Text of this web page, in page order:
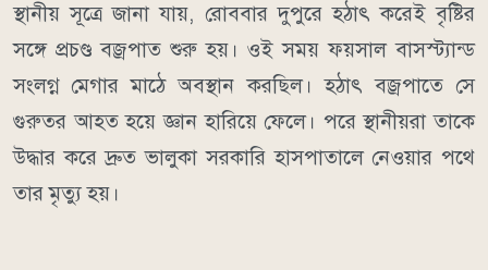
স্থানীয় সূত্রে জানা যায়, রোববার দুপুরে হঠাৎ করেই বৃষ্টির
সঙ্গে প্রচণ্ড বজ্রপাত শুরু হয়। ওই সময় ফয়সাল বাসস্ট্যান্ড
সংলগ্ন মেগার মাঠে অবস্থান করছিল। হঠাৎ বজ্রপাতে সে
গুরুতর আহত হয়ে জ্ঞান হারিয়ে ফেলে। পরে স্থানীয়রা তাকে
উদ্ধার করে দ্রুত ভালুকা সরকারি হাসপাতালে নেওয়ার পথে
তার মৃত্যু হয়।